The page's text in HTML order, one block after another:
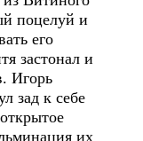
поцелуй и
его
застонал и
Игорь
зад к себе
их